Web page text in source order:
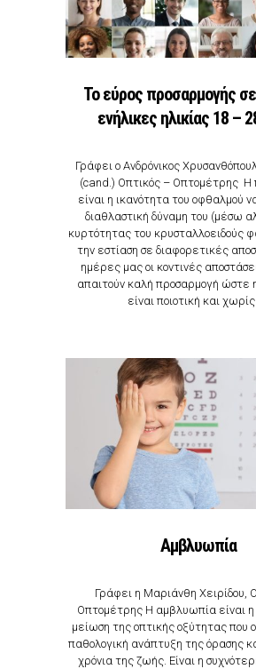
Το εύρος προσαρμογής
ενήλικες ηλικίας 18 –
Γράφει ο Ανδρόνικος
(cand.) Οπτικός – Οπτομέτρης Η
είναι η ικανότητα του οφθαλμού
διαθλαστική δύναμη του (μέσω
κυρτότητας του κρυσταλλοειδούς
την εστίαση σε διαφορετικές
ημέρες μας οι κοντινές
απαιτούν καλή προσαρμογή ώστε
είναι ποιοτική και χωρίς
Αμβλυωπία
Γράφει η Μαριάνθη Χειρίδου,
Οπτομέτρης Η αμβλυωπία είναι η
μείωση της οπτικής οξύτητας που
παθολογική ανάπτυξη της όρασης
χρόνια της ζωής. Είναι η